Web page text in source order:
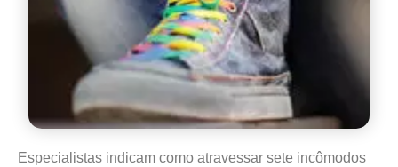
Especialistas indicam como atravessar sete incômodos